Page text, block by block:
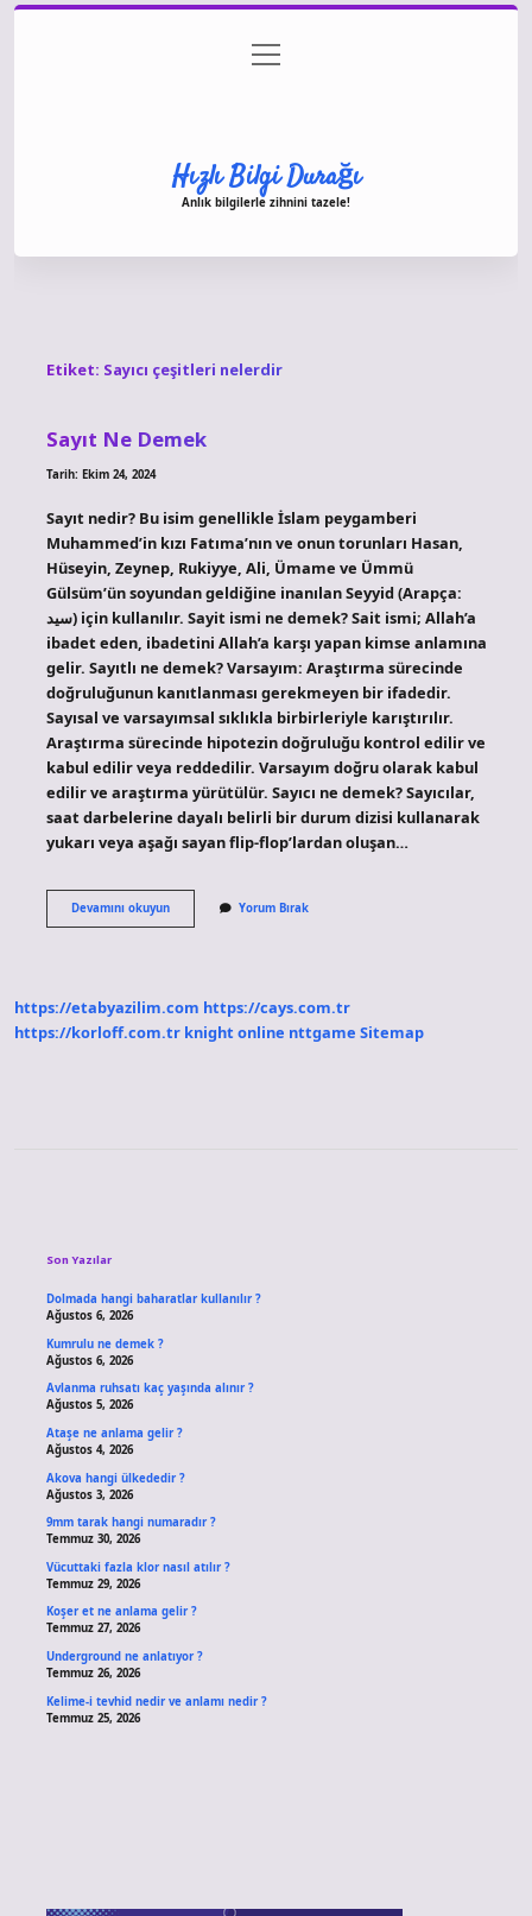
Gizlilik Politikası
menüyü
aç
Hızlı Bilgi Durağı
Anlık bilgilerle zihnini tazele!
Etiket: Sayıcı çeşitleri nelerdir
Sayıt Ne Demek
Tarih: Ekim 24, 2024
Sayıt nedir? Bu isim genellikle İslam peygamberi
Muhammed’in kızı Fatıma’nın ve onun torunları Hasan,
Hüseyin, Zeynep, Rukiyye, Ali, Ümame ve Ümmü
Gülsüm’ün soyundan geldiğine inanılan Seyyid (Arapça:
سيد) için kullanılır. Sayit ismi ne demek? Sait ismi; Allah’a
ibadet eden, ibadetini Allah’a karşı yapan kimse anlamına
gelir. Sayıtlı ne demek? Varsayım: Araştırma sürecinde
doğruluğunun kanıtlanması gerekmeyen bir ifadedir.
Sayısal ve varsayımsal sıklıkla birbirleriyle karıştırılır.
Araştırma sürecinde hipotezin doğruluğu kontrol edilir ve
kabul edilir veya reddedilir. Varsayım doğru olarak kabul
edilir ve araştırma yürütülür. Sayıcı ne demek? Sayıcılar,
saat darbelerine dayalı belirli bir durum dizisi kullanarak
yukarı veya aşağı sayan flip-flop’lardan oluşan…
Devamını okuyunSayıt
Ne
Yorum Bırak
https://etabyazilim.com https://cays.com.tr
https://korloff.com.tr knight online nttgame Sitemap
Son Yazılar
Dolmada hangi baharatlar kullanılır ?
Ağustos 6, 2026
Kumrulu ne demek ?
Ağustos 6, 2026
Avlanma ruhsatı kaç yaşında alınır ?
Ağustos 5, 2026
Ataşe ne anlama gelir ?
Ağustos 4, 2026
Akova hangi ülkededir ?
Ağustos 3, 2026
9mm tarak hangi numaradır ?
Temmuz 30, 2026
Vücuttaki fazla klor nasıl atılır ?
Temmuz 29, 2026
Koşer et ne anlama gelir ?
Temmuz 27, 2026
Underground ne anlatıyor ?
Temmuz 26, 2026
Kelime-i tevhid nedir ve anlamı nedir ?
Temmuz 25, 2026